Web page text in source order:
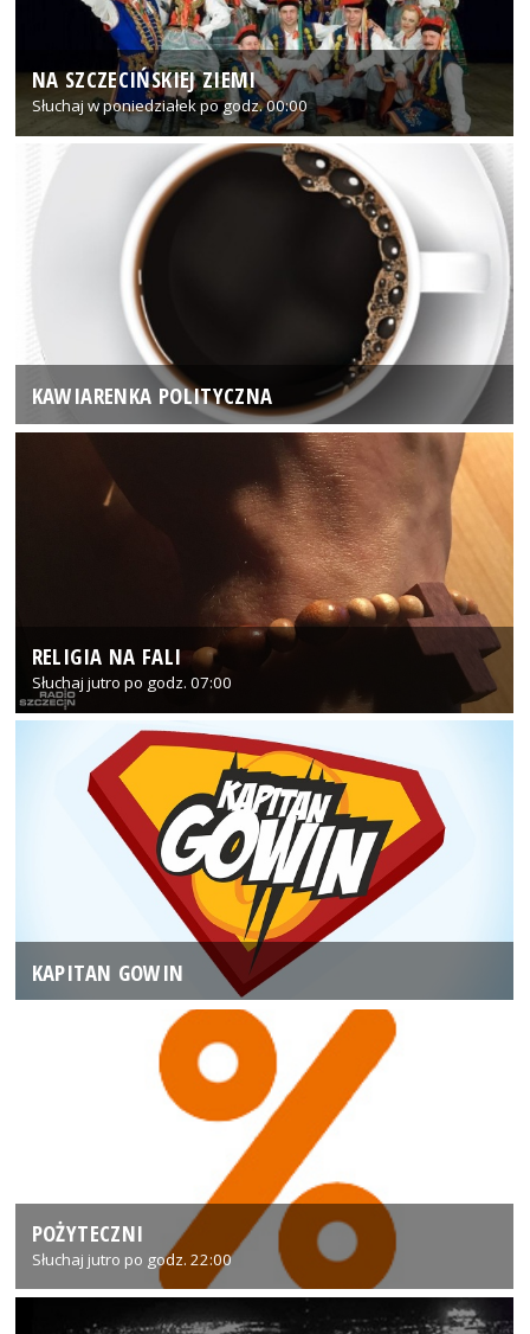
NA SZCZECIŃSKIEJ ZIEMI
Słuchaj w poniedziałek po godz. 00:00
KAWIARENKA POLITYCZNA
RELIGIA NA FALI
Słuchaj jutro po godz. 07:00
KAPITAN GOWIN
POŻYTECZNI
Słuchaj jutro po godz. 22:00